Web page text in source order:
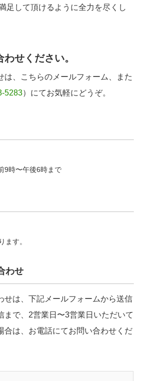
足して頂けるように全力を尽くし
せください。
は、こちらのメールフォーム、また
5283）にてお気軽にどうぞ。
9時〜午後6時まで
ます。
わせ
せは、下記メールフォームから送信
まで、2営業日〜3営業日いただいて
合は、お電話にてお問い合わせくだ